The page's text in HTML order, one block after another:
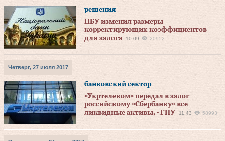
решения
НБУ изменил размеры
корректирующих коэффициентов
для залога
10:09 20952
Четверг, 27 июля 2017
банковский сектор
«Укртелеком» передал в залог
российскому «Сбербанку» все
ликвидные активы, - ГПУ
11:43 58993